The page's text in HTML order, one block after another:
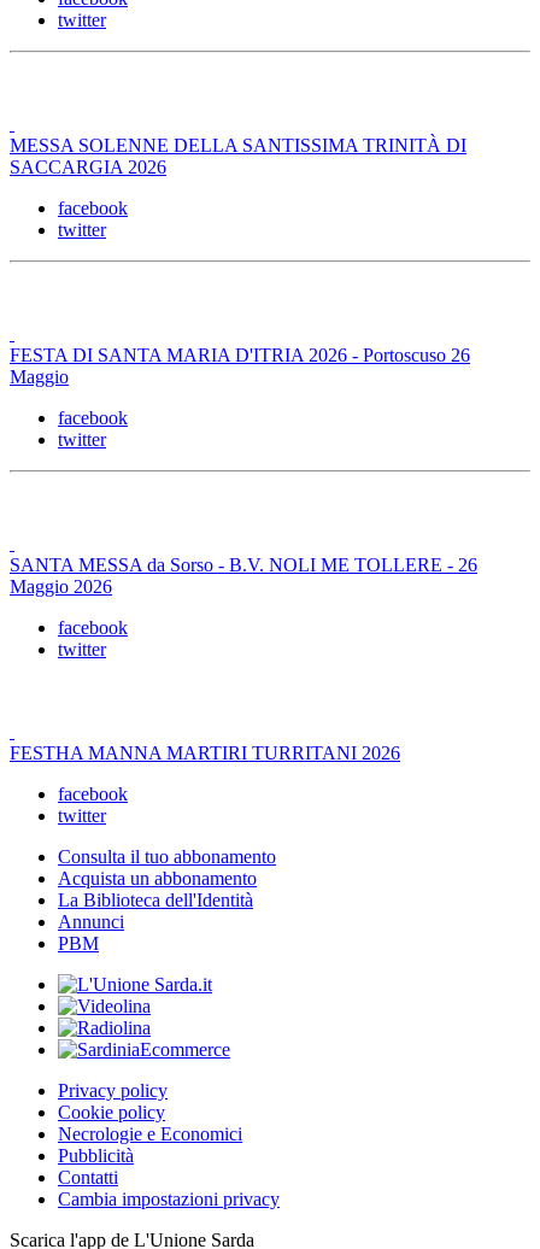
twitter
MESSA SOLENNE DELLA SANTISSIMA TRINITÀ DI
SACCARGIA 2026
facebook
twitter
FESTA DI SANTA MARIA D'ITRIA 2026 - Portoscuso 26
Maggio
facebook
twitter
SANTA MESSA da Sorso - B.V. NOLI ME TOLLERE - 26
Maggio 2026
facebook
twitter
FESTHA MANNA MARTIRI TURRITANI 2026
facebook
twitter
Consulta il tuo abbonamento
Acquista un abbonamento
La Biblioteca dell'Identità
Annunci
PBM
Privacy policy
Cookie policy
Necrologie e Economici
Pubblicità
Contatti
Cambia impostazioni privacy
Scarica l'app de L'Unione Sarda